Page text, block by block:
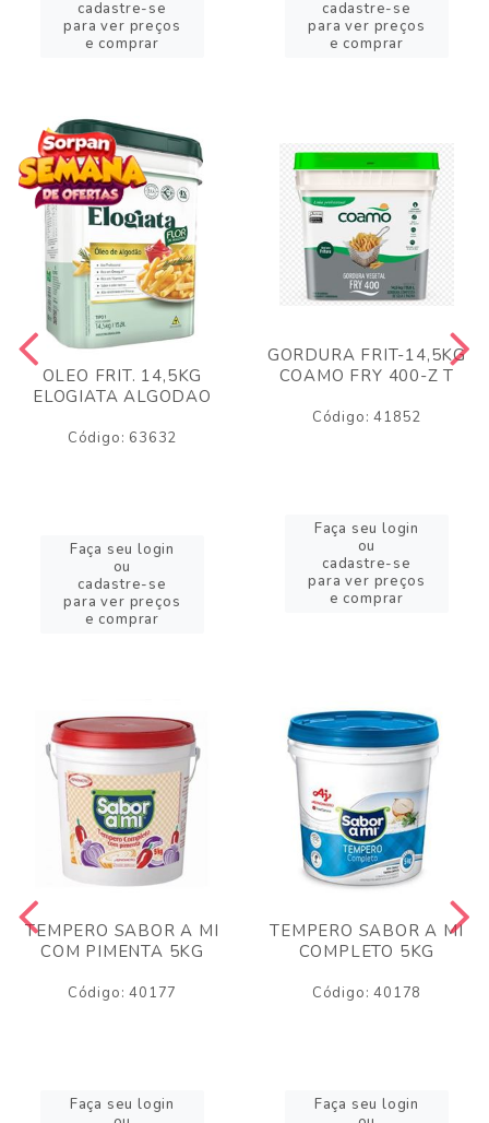
cadastre-se
para ver preços
e comprar
cadastre-se
para ver preços
e comprar
OLEO FRIT. 14,5KG
ELOGIATA ALGODAO
Código: 63632
Faça seu login
ou
cadastre-se
para ver preços
e comprar
GORDURA FRIT-14,5KG
COAMO FRY 400-Z T
Código: 41852
Faça seu login
ou
cadastre-se
para ver preços
e comprar
TEMPERO SABOR A MI
COM PIMENTA 5KG
Código: 40177
Faça seu login
TEMPERO SABOR A MI
COMPLETO 5KG
Código: 40178
Faça seu login